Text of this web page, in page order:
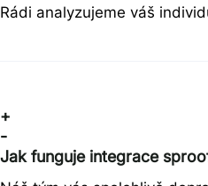
Rádi analyzujeme váš
+
-
Jak funguje integrace